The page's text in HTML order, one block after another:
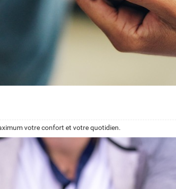
votre confort et votre quotidien.